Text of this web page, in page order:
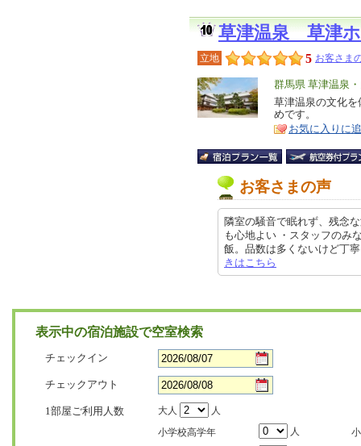
草津温泉 草津
立地 5 お客さま
エ
リ
ア
群馬県 草津温泉
特
徴
草津温泉の文化
めです。
お気に入りに
お客さまの声
隣室の騒音で眠れず、残念
も心地よい ・スタッフのみ
飯。品数は多くないけど丁
きはこちら
表示中の宿泊施設で空室検索
チェックイン
チェックアウト
1部屋ご利用人数 大人
人
小学校高学年
人